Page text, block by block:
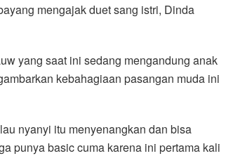
mengajak duet sang istri, Dinda
yang saat ini sedang mengandung anak
kebahagiaan pasangan muda ini
nyanyi itu menyenangkan dan bisa
punya basic cuma karena ini pertama kali